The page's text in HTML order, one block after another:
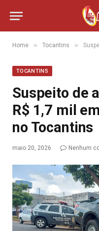
Home » Tocantins »
TOCANTINS
Suspeito de
R$ 1,7 mil
no Tocantins
maio 20, 2026 Nenhum